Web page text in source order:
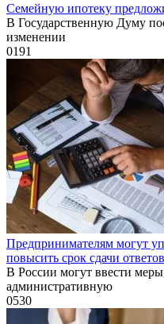
Семейную ипотеку
В Государственную Думу
изменении
0191
Предпринимателям могут
повысить срок сдачи
В России могут ввести
административную
0530